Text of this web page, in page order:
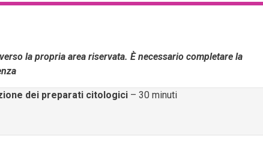
la propria area riservata. È necessario completare la
dei preparati citologici – 30 minuti